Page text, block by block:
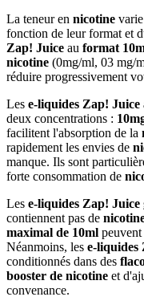
La teneur en nicotine
fonction de leur format et
Zap! Juice au format
nicotine (0mg/ml, 03 mg/
réduire progressivement
Les e-liquides Zap! Juice
deux concentrations :
facilitent l'absorption de la
rapidement les envies de
manque. Ils sont
forte consommation de
Les e-liquides Zap!
contiennent pas de
maximal de 10ml peuvent
Néanmoins, les e-liquides
conditionnés dans des
booster de nicotine et
convenance.